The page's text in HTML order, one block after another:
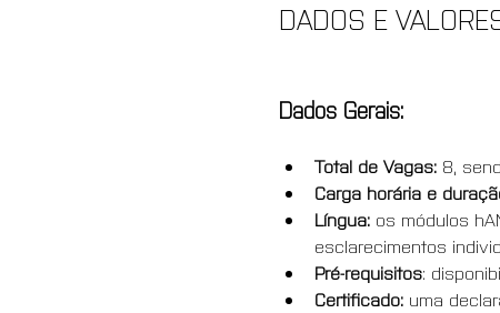
DADOS E
Dados Gerais:
Total de Vagas: 8,
Carga horária e
Língua: os módulos
esclarecimentos
Pré-requisitos:
Certificado: uma